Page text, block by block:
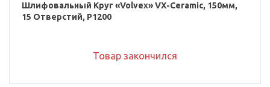
Шлифовальный Круг «Volvex» VX-Ceramic, 150мм,
15 Отверстий, P1200
Товар закончился